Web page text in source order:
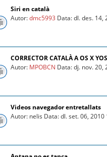
Siri en català
Autor:dmc5993 Data: dl. des. 14,
CORRECTOR CATALÀ A OS X
Autor: MPOBCN Data: dj. nov. 20,
Videos navegador entretallats
Autor: nelis Data: dl. set. 06, 2010